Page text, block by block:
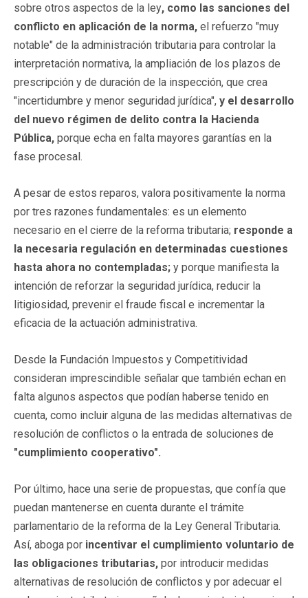
sobre otros aspectos de la ley, como las sanciones del
conflicto en aplicación de la norma, el refuerzo "muy
notable" de la administración tributaria para controlar la
interpretación normativa, la ampliación de los plazos de
prescripción y de duración de la inspección, que crea
"incertidumbre y menor seguridad jurídica", y el desarrollo
del nuevo régimen de delito contra la Hacienda
Pública, porque echa en falta mayores garantías en la
fase procesal.
A pesar de estos reparos, valora positivamente la norma
por tres razones fundamentales: es un elemento
necesario en el cierre de la reforma tributaria; responde a
la necesaria regulación en determinadas cuestiones
hasta ahora no contempladas; y porque manifiesta la
intención de reforzar la seguridad jurídica, reducir la
litigiosidad, prevenir el fraude fiscal e incrementar la
eficacia de la actuación administrativa.
Desde la Fundación Impuestos y Competitividad
consideran imprescindible señalar que también echan en
falta algunos aspectos que podían haberse tenido en
cuenta, como incluir alguna de las medidas alternativas de
resolución de conflictos o la entrada de soluciones de
"cumplimiento cooperativo".
Por último, hace una serie de propuestas, que confía que
puedan mantenerse en cuenta durante el trámite
parlamentario de la reforma de la Ley General Tributaria.
Así, aboga por incentivar el cumplimiento voluntario de
las obligaciones tributarias, por introducir medidas
alternativas de resolución de conflictos y por adecuar el